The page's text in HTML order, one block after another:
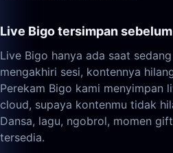
Live Bigo tersimpan
Live Bigo hanya ada saat
mengakhiri sesi, kontennya
Perekam Bigo kami menyimpan
cloud, supaya kontenmu tidak
Dansa, lagu, ngobrol, momen
tersedia.